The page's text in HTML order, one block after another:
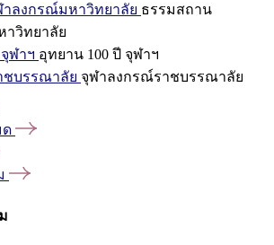
ลงกรณ์มหาวิทยาลัย ธรรมสถาน
าวิทยาลัย
ฬาฯ อุทยาน 100 ปี จุฬาฯ
ชบรรณาลัย จุฬาลงกรณ์ราชบรรณาลัย
ด